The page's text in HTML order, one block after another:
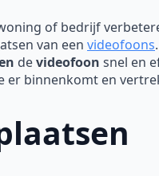
of bedrijf
van een videofoons
devideofoon snel en
er binnenkomt en